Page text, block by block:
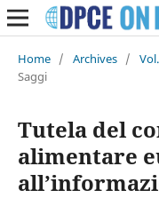
Home / Archives /
Saggi
Tutela del
alimentare